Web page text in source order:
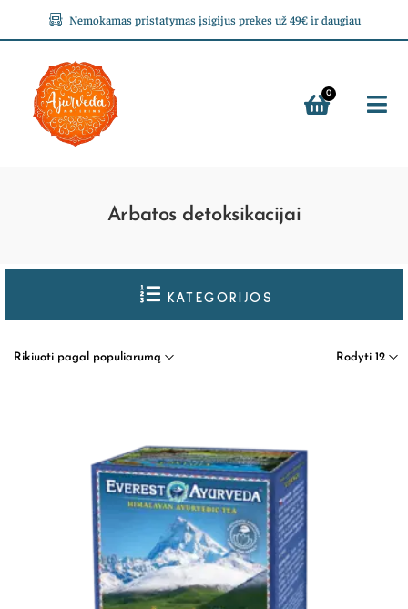
Nemokamas pristatymas įsigijus prekes už 49€ ir daugiau
0
Arbatos detoksikacijai
KATEGORIJOS
Rodyti 12
Rikiuoti pagal populiarumą